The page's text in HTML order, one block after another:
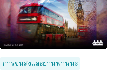
การขนส่งและยานพาหนะ